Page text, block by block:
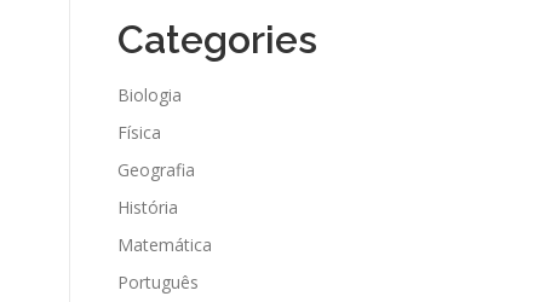
Categories
Biologia
Física
Geografia
História
Matemática
Português